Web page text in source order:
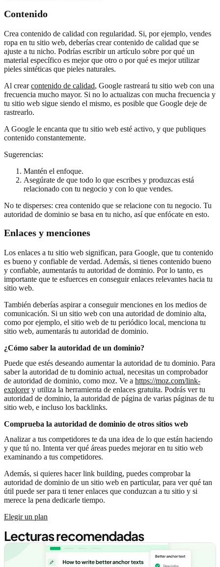
Contenido
Crea contenido de calidad con regularidad. Si, por ejemplo, vendes
ropa en tu sitio web, deberías crear contenido de calidad que se
ajuste a tu nicho. Podrías escribir un artículo sobre por qué un
material específico es mejor que otro o por qué es mejor utilizar
pieles sintéticas que pieles naturales.
Al crearcontenido de calidad, Google rastreará tu sitio web con una
frecuencia mucho mayor. Si no lo actualizas con mucha frecuencia y
tu sitio web sigue siendo el mismo, es posible que Google deje de
rastrearlo.
A Google le encanta que tu sitio web esté activo, y que publiques
contenido constantemente.
Sugerencias:
Mantén el enfoque.
Asegúrate de que todo lo que escribes y produzcas está
relacionado con tu negocio y con lo que vendes.
No te disperses: crea contenido que se relacione con tu negocio. Tu
autoridad de dominio se basa en tu nicho, así que enfócate en esto.
Enlaces y menciones
Los enlaces a tu sitio web significan, para Google, que tu contenido
es bueno y confiable de verdad. Además, si tienes contenido bueno
y confiable, aumentarás tu autoridad de dominio. Por lo tanto, es
importante que te esfuerces en conseguir enlaces relevantes hacia tu
sitio web.
También deberías aspirar a conseguir menciones en los medios de
comunicación. Si un sitio web con una autoridad de dominio alta,
como por ejemplo, el sitio web de tu periódico local, menciona tu
sitio web, aumentarás tu autoridad de dominio.
¿Cómo saber la autoridad de un dominio?
Puede que estés deseando aumentar la autoridad de tu dominio. Para
saber la autoridad de tu dominio actual, necesitas un comprobador
de autoridad de dominio, como moz. Ve a https://moz.com/link-
explorery utiliza la herramienta de enlaces gratuita. Podrás ver tu
autoridad de dominio, la autoridad de página de varias páginas de tu
sitio web, e incluso los backlinks.
Comprueba la autoridad de dominio de otros sitios web
Analizar a tus competidores te da una idea de lo que están haciendo
y que tú no. Intenta ver qué áreas puedes mejorar en tu sitio web
examinando a tus competidores.
Además, si quieres hacer link building, puedes comprobar la
autoridad de dominio de un sitio web en particular, para ver qué tan
útil puede ser para ti tener enlaces que conduzcan a tu sitio y si
merece la pena dedicarle tiempo.
Elegir un plan
Lecturas recomendadas